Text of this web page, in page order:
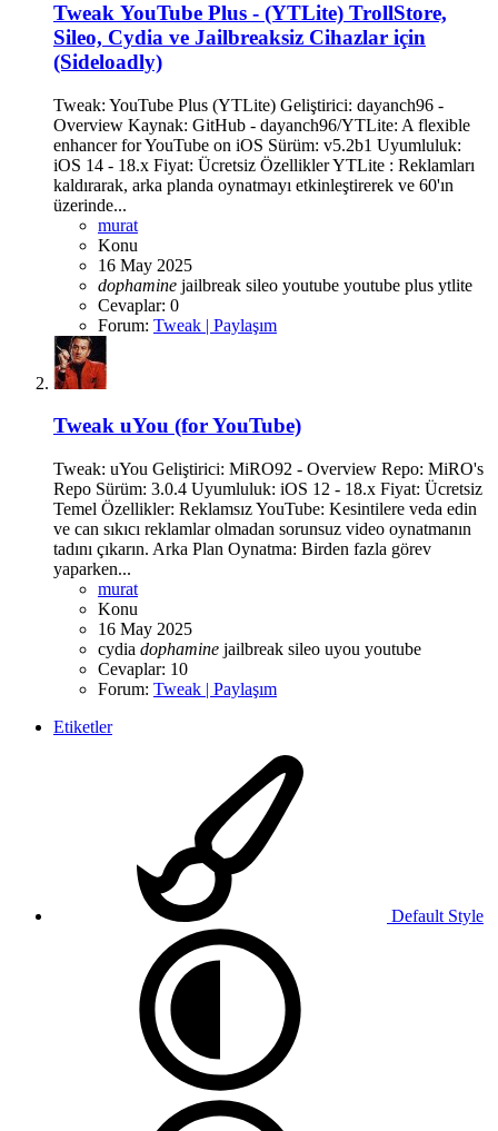
Tweak YouTube Plus - (YTLite) TrollStore,
Sileo, Cydia ve Jailbreaksiz Cihazlar için
(Sideloadly)
Tweak: YouTube Plus (YTLite) Geliştirici: dayanch96 -
Overview Kaynak: GitHub - dayanch96/YTLite: A flexible
enhancer for YouTube on iOS Sürüm: v5.2b1 Uyumluluk:
iOS 14 - 18.x Fiyat: Ücretsiz Özellikler YTLite : Reklamları
kaldırarak, arka planda oynatmayı etkinleştirerek ve 60'ın
üzerinde...
murat
Konu
16 May 2025
dophamine jailbreak sileo youtube youtube plus ytlite
Cevaplar: 0
Forum: Tweak | Paylaşım
Tweak uYou (for YouTube)
Tweak: uYou Geliştirici: MiRO92 - Overview Repo: MiRO's
Repo Sürüm: 3.0.4 Uyumluluk: iOS 12 - 18.x Fiyat: Ücretsiz
Temel Özellikler: Reklamsız YouTube: Kesintilere veda edin
ve can sıkıcı reklamlar olmadan sorunsuz video oynatmanın
tadını çıkarın. Arka Plan Oynatma: Birden fazla görev
yaparken...
murat
Konu
16 May 2025
cydia dophamine jailbreak sileo uyou youtube
Cevaplar: 10
Forum: Tweak | Paylaşım
Etiketler
Default Style